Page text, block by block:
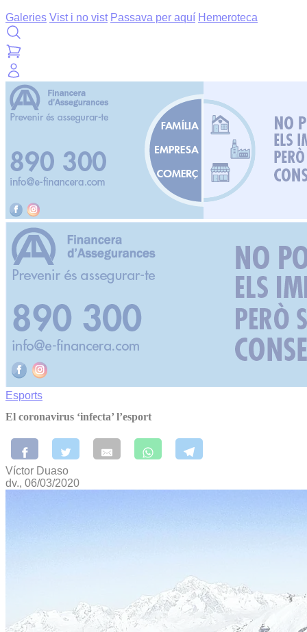
Galeries Vist i no vist Passava per aquí Hemeroteca
Esports
El coronavirus ‘infecta’ l’esport
Víctor Duaso
dv., 06/03/2020